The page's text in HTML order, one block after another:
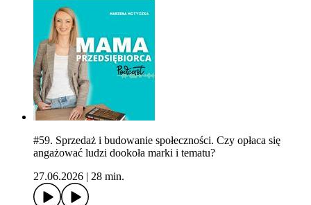
#59. Sprzedaż i budowanie społeczności. Czy opłaca się
angażować ludzi dookoła marki i tematu?
27.06.2026
28 min.